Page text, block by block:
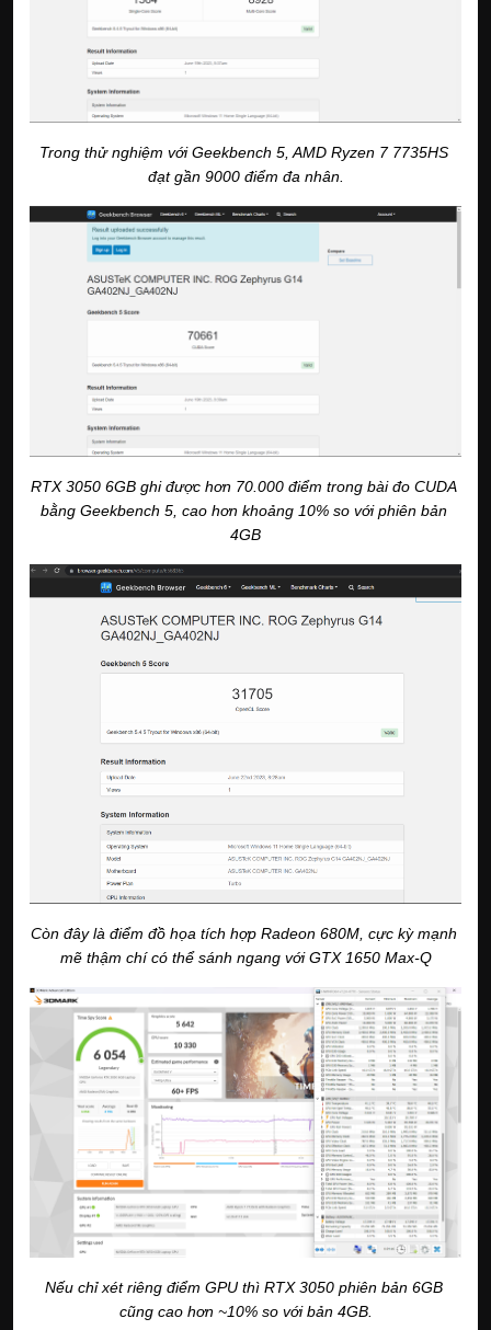
Trong thử nghiệm với Geekbench 5, AMD Ryzen 7 7735HS
đạt gần 9000 điểm đa nhân.
RTX 3050 6GB ghi được hơn 70.000 điểm trong bài đo CUDA
bằng Geekbench 5, cao hơn khoảng 10% so với phiên bản
4GB
Còn đây là điểm đồ họa tích hợp Radeon 680M, cực kỳ mạnh
mẽ thậm chí có thể sánh ngang với GTX 1650 Max-Q
Nếu chỉ xét riêng điểm GPU thì RTX 3050 phiên bản 6GB
cũng cao hơn ~10% so với bản 4GB.